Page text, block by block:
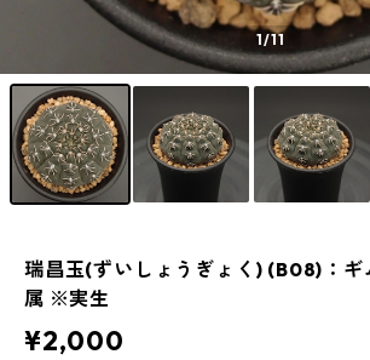
1/11
瑞昌玉(ずいしょうぎょく) (B08)：ギ
属 ※実生
¥2,000